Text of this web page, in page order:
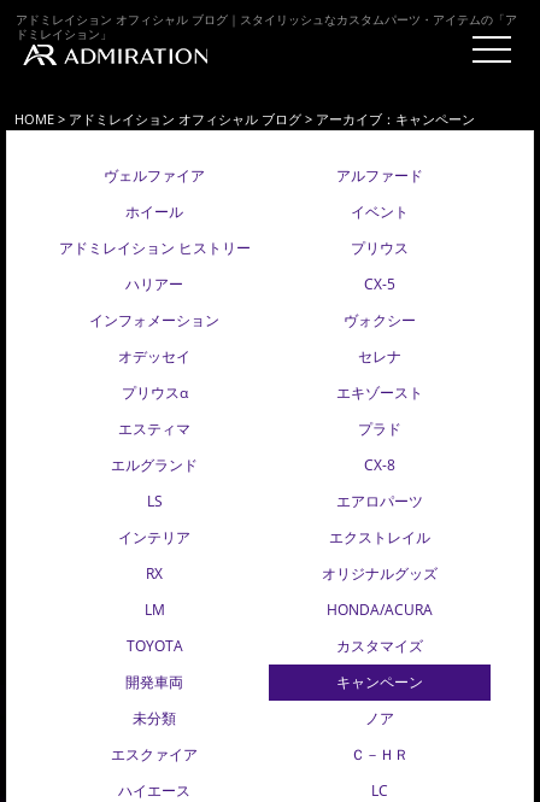
アドミレイション オフィシャル ブログ｜スタイリッシュなカスタムパーツ・アイテムの「ア
ドミレイション」
HOME > アドミレイション オフィシャル ブログ > アーカイブ：キャンペーン
ヴェルファイア
アルファード
ホイール
イベント
アドミレイション ヒストリー
プリウス
ハリアー
CX-5
インフォメーション
ヴォクシー
オデッセイ
セレナ
プリウスα
エキゾースト
エスティマ
プラド
エルグランド
CX-8
LS
エアロパーツ
インテリア
エクストレイル
RX
オリジナルグッズ
LM
HONDA/ACURA
TOYOTA
カスタマイズ
開発車両
キャンペーン
未分類
ノア
エスクァイア
Ｃ－ＨＲ
ハイエース
LC